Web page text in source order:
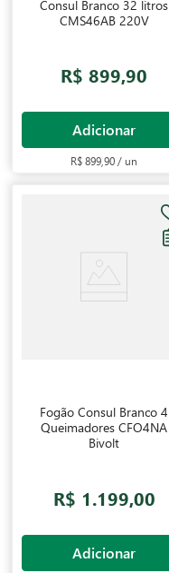
Consul Branco 32 litros
CMS46AB 220V
R$ 899,90
Adicionar
R$ 899,90 / un
Fogão Consul Branco 4
Queimadores CFO4NA
Bivolt
R$ 1.199,00
Adicionar